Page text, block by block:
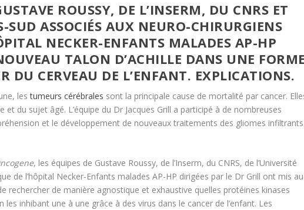
ROUSSY, DE L’INSERM, DU CNRS ET
SUD ASSOCIÉS AUX NEURO-CHIRURGIENS
NECKER-ENFANTS MALADES AP-HP
TALON D’ACHILLE DANS UNE
DU CERVEAU DE L’ENFANT. EXPLICATIONS.
lestumeurs cérébrales sont la principale cause de mortalité par cancer.
et du sujet âgé. L’équipe du Dr Jacques Grill a participé à de nombreuses
et le développement de nouveaux traitements des gliomes infiltrants
, les équipes de Gustave Roussy, de l’Inserm, du CNRS, de l’Université
de l’hôpital Necker-Enfants malades AP-HP dirigées par le Dr Grill ont mis au
rechercher de manière agnostique et exhaustive quelles protéines kinases
inhibant une à une grâce à des virus dans le cancer de l’enfant. Les